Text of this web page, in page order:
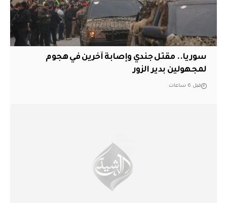
سوريا.. مقتل جندي وإصابة آخرين في هجوم
لمجهولين بدير الزور
قبل 6 ساعات